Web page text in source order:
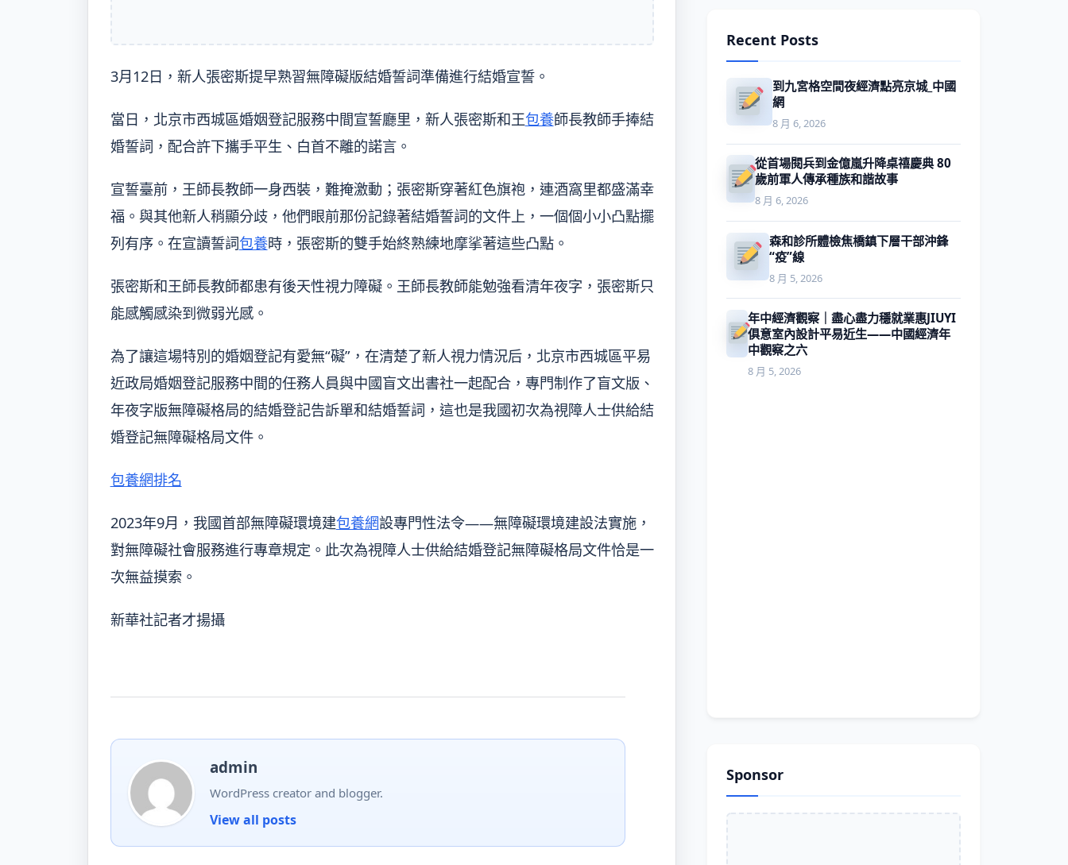
3月12日，新人張密斯提早熟習無障礙版結婚誓詞準備進行結婚宣誓。
當日，北京市西城區婚姻登記服務中間宣誓廳里，新人張密斯和王包養師長教師手捧結
婚誓詞，配合許下攜手平生、白首不離的諾言。
宣誓臺前，王師長教師一身西裝，難掩激動；張密斯穿著紅色旗袍，連酒窩里都盛滿幸
福。與其他新人稍顯分歧，他們眼前那份記錄著結婚誓詞的文件上，一個個小小凸點擺
列有序。在宣讀誓詞包養時，張密斯的雙手始終熟練地摩挲著這些凸點。
張密斯和王師長教師都患有後天性視力障礙。王師長教師能勉強看清年夜字，張密斯只
能感觸感染到微弱光感。
為了讓這場特別的婚姻登記有愛無“礙”，在清楚了新人視力情況后，北京市西城區平易
近政局婚姻登記服務中間的任務人員與中國盲文出書社一起配合，專門制作了盲文版、
年夜字版無障礙格局的結婚登記告訴單和結婚誓詞，這也是我國初次為視障人士供給結
婚登記無障礙格局文件。
包養網排名
2023年9月，我國首部無障礙環境建包養網設專門性法令——無障礙環境建設法實施，
對無障礙社會服務進行專章規定。此次為視障人士供給結婚登記無障礙格局文件恰是一
次無益摸索。
新華社記者才揚攝
admin
WordPress creator and blogger.
View all posts
Recent Posts
到九宮格空間夜經濟點亮京城_中國
網
8 月 6, 2026
從首場閱兵到金億嵐升降桌禧慶典 80
歲前軍人傳承種族和諧故事
8 月 6, 2026
森和診所體檢焦橋鎮下層干部沖鋒
“疫”線
8 月 5, 2026
年中經濟觀察｜盡心盡力穩就業惠JIUYI
俱意室內設計平易近生——中國經濟年
中觀察之六
8 月 5, 2026
Sponsor